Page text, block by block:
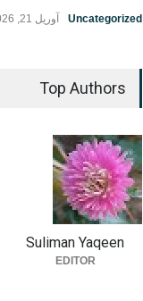
Uncategorized آوریل 21, 2026
Top Authors
Suliman Yaqeen
EDITOR